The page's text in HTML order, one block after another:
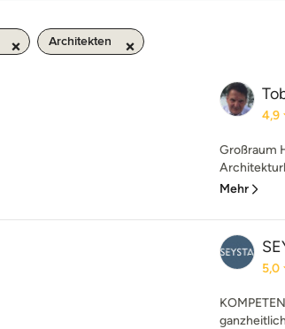
Architekten
4,9
Großraum
Mehr
5,0